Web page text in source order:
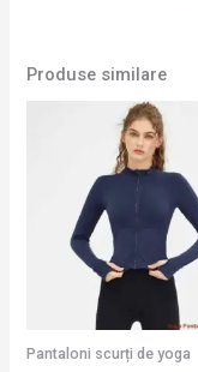
Produse similare
Pantaloni scurți de yoga